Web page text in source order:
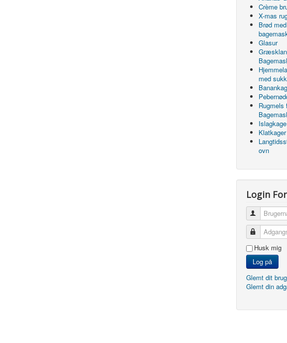
Crème
X-mas
Brød
Glasur
med
Rugmels
Islagkage
ovn
Login
Husk mig
Log på
Glemt dit
Glemt din